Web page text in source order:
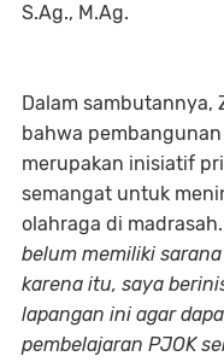
S.Ag., M.Ag.
Dalam sambutannya,
bahwa
merupakan inisiatif
semangat untuk
olahraga di madrasah.
belum memiliki
karena itu, saya
lapangan ini agar
pembelajaran PJOK